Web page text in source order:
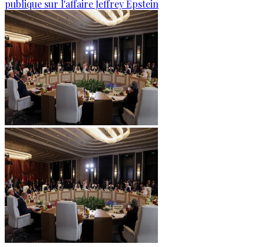
publique sur l'affaire Jeffrey Epstein